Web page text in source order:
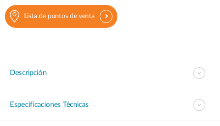
Lista de puntos de venta
Descripción
Especificaciones Técnicas